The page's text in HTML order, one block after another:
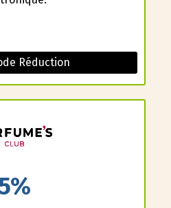
Réduction